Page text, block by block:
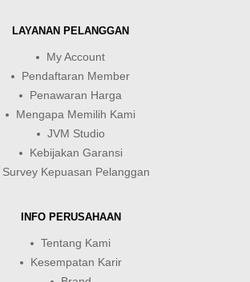
LAYANAN PELANGGAN
My Account
Pendaftaran Member
Penawaran Harga
Mengapa Memilih Kami
JVM Studio
Kebijakan Garansi
Survey Kepuasan Pelanggan
INFO PERUSAHAAN
Tentang Kami
Kesempatan Karir